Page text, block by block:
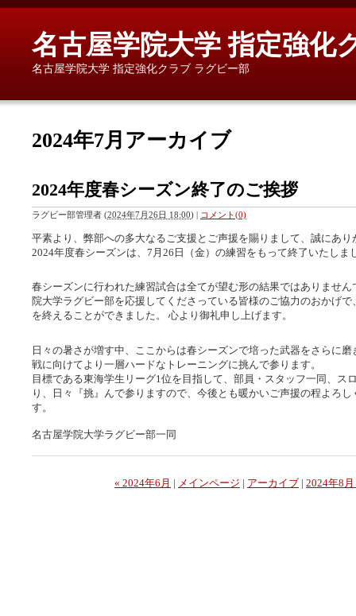
名古屋学院大学 指定強化
名古屋学院大学 指定強化クラブ ラグビー部
2024年7月アーカイブ
2024年度春シーズン終了のご挨拶
ラグビー部管理者 (2024年7月26日 18:00) | コメント(0)
平素より、弊部への多大なるご支援とご声援を賜りまして、誠にあり
2024年度春シーズンは、7月26日（金）の練習をもって終了いたしま
春シーズンに行われた練習試合は全てが望む形の結果ではありません
院大学ラグビー部を応援してくださっている皆様のご協力のおかげ
を終えることができました。 心より御礼申し上げます。
日々の暑さが増す中、ここからは春シーズンで培った武器をさらに
戦に向けてより一層ハードなトレーニングに挑んで参ります。
目標である東海学生リーグ1位を目指して、部員・スタッフ一同、ス
り、日々『挑』んで参りますので、今後とも暖かいご声援の程よろし
す。
名古屋学院大学ラグビー部一同
« 2024年6月 | メインページ | アーカイブ | 2024年8月